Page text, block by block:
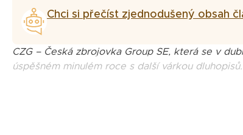
Chci si přečíst zjednodušený obsah
CZG – Česká zbrojovka Group SE, která se v
úspěšném minulém roce s další várkou dluhopisů.